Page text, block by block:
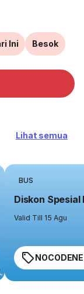
Ini Besok
Lihat semua
BUS
Diskon Spesial
Valid Till 15 Agu